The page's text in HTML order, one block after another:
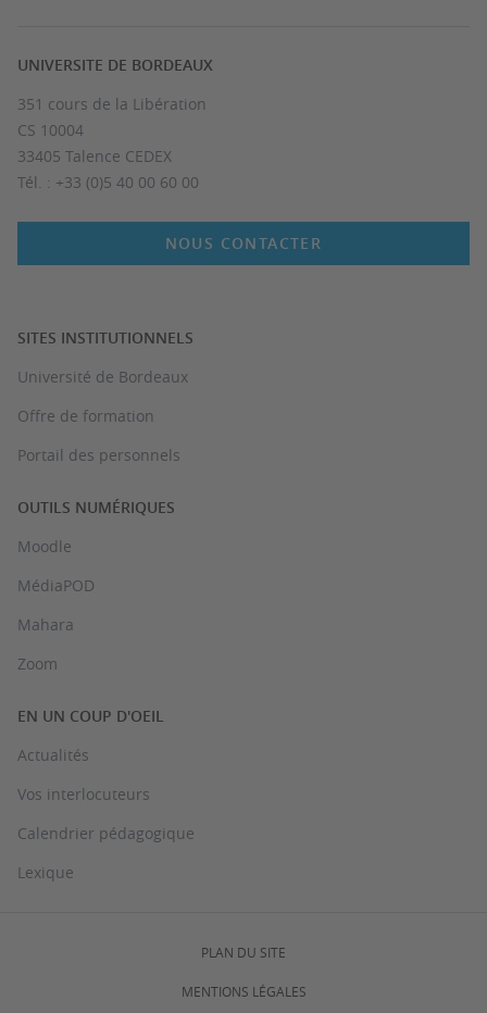
UNIVERSITE DE BORDEAUX
351 cours de la Libération
CS 10004
33405 Talence CEDEX
Tél. : +33 (0)5 40 00 60 00
NOUS CONTACTER
SITES INSTITUTIONNELS
Université de Bordeaux
Offre de formation
Portail des personnels
OUTILS NUMÉRIQUES
Moodle
MédiaPOD
Mahara
Zoom
EN UN COUP D'OEIL
Actualités
Vos interlocuteurs
Calendrier pédagogique
Lexique
PLAN DU SITE
MENTIONS LÉGALES